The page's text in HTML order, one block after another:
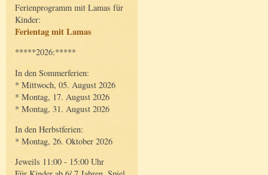
Ferienprogramm mit Lamas für
Kinder:
Ferientag mit Lamas
*****2026:*****
In den Sommerferien:
* Mittwoch, 05. August 2026
* Montag, 17. August 2026
* Montag, 31. August 2026
In den Herbstferien:
* Montag, 26. Oktober 2026
Jeweils 11:00 - 15:00 Uhr